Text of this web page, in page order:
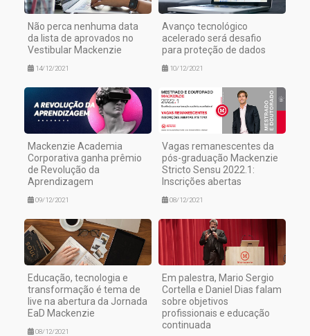
Não perca nenhuma data
da lista de aprovados no
Vestibular Mackenzie
14/12/2021
Avanço tecnológico
acelerado será desafio
para proteção de dados
10/12/2021
Mackenzie Academia
Corporativa ganha prêmio
de Revolução da
Aprendizagem
09/12/2021
Vagas remanescentes da
pós-graduação Mackenzie
Stricto Sensu 2022.1:
Inscrições abertas
08/12/2021
Educação, tecnologia e
transformação é tema de
live na abertura da Jornada
EaD Mackenzie
08/12/2021
Em palestra, Mario Sergio
Cortella e Daniel Dias falam
sobre objetivos
profissionais e educação
continuada